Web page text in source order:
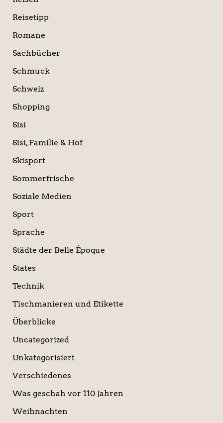
Reisetipp
Romane
Sachbücher
Schmuck
Schweiz
Shopping
Sisi
Sisi, Familie & Hof
Skisport
Sommerfrische
Soziale Medien
Sport
Sprache
Städte der Belle Époque
States
Technik
Tischmanieren und Etikette
Überblicke
Uncategorized
Unkategorisiert
Verschiedenes
Was geschah vor 110 Jahren
Weihnachten